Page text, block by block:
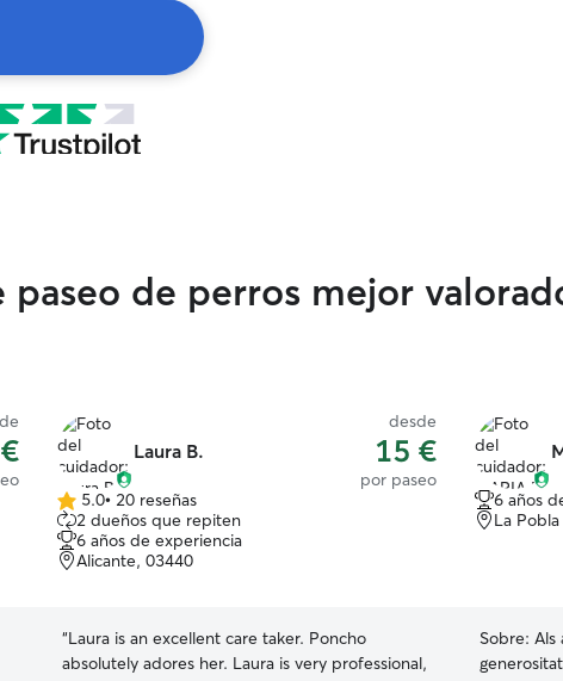
paseo de perros mejor
Laura B.
desde
15 €
por paseo
5.0
de
5
estrellas
5.0• 20 reseñas
2 dueños que repiten
6 años de experiencia
Alicante, 03440
“Laura is an excellent care taker. Poncho
absolutely adores her. Laura is very professional,
6 años
La
Sobre: Als